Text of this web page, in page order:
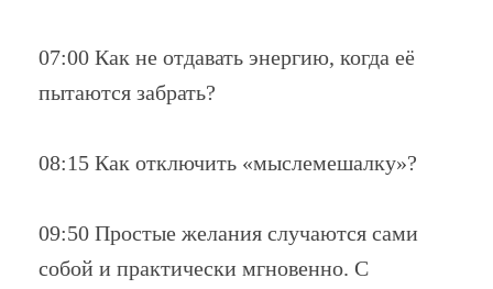
07:00 Как не отдавать энергию, когда её
пытаются забрать?
08:15 Как отключить «мыслемешалку»?
09:50 Простые желания случаются сами
собой и практически мгновенно. С